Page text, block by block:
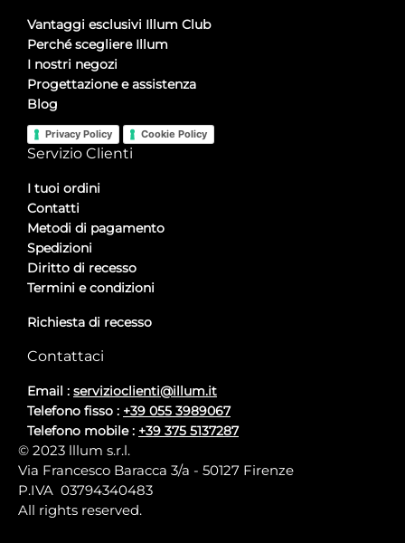
Vantaggi esclusivi Illum Club
Perché scegliere Illum
I nostri negozi
Progettazione e assistenza
Blog
Privacy Policy Cookie Policy
Servizio Clienti
I tuoi ordini
Contatti
Metodi di pagamento
Spedizioni
Diritto di recesso
Termini e condizioni
Richiesta di recesso
Contattaci
Email : servizioclienti@illum.it
Telefono fisso : +39 055 3989067
Telefono mobile : +39 375 5137287
© 2023 lllum s.r.l.
Via Francesco Baracca 3/a - 50127 Firenze
P.IVA 03794340483
All rights reserved.